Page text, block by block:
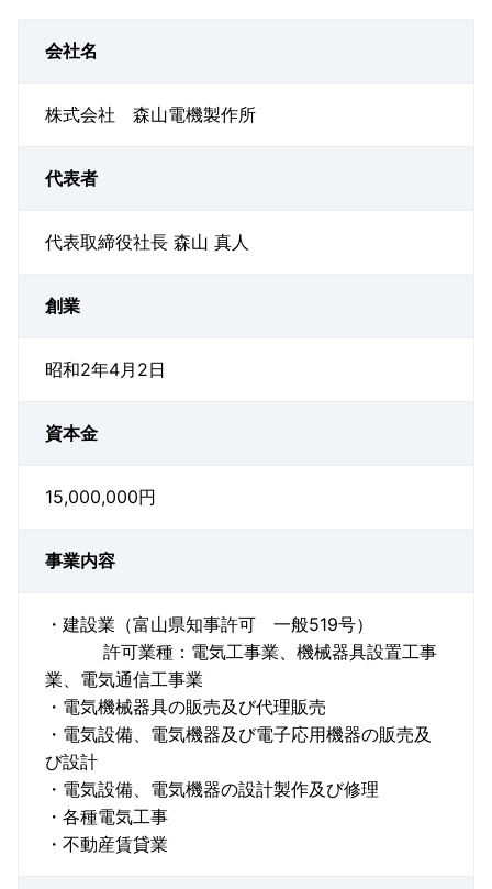
会社名
株式会社 森山電機製作所
代表者
代表取締役社長 森山 真人
創業
昭和2年4月2日
資本金
15,000,000円
事業内容
・建設業（富山県知事許可 一般519号）
許可業種：電気工事業、機械器具設置工事
業、電気通信工事業
・電気機械器具の販売及び代理販売
・電気設備、電気機器及び電子応用機器の販売及
び設計
・電気設備、電気機器の設計製作及び修理
・各種電気工事
・不動産賃貸業